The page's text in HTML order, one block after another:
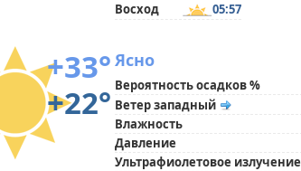
Восход
05:57
+33°
+22°
Ясно
Вероятность осадков %
Ветер западный
Влажность
Давление
Ультрафиолетовое излучение